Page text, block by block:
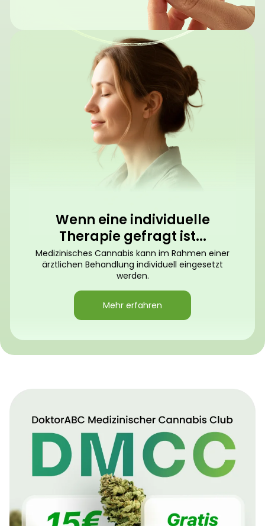
Wenn eine individuelle
Therapie gefragt ist...
Medizinisches Cannabis kann im Rahmen einer
ärztlichen Behandlung individuell eingesetzt
werden.
Mehr erfahren